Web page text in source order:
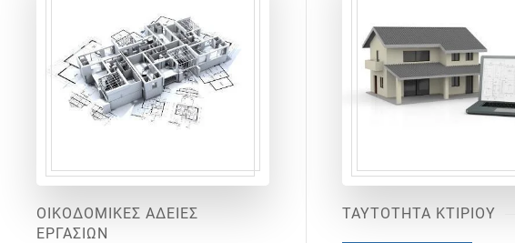
ΟΙΚΟΔΟΜΙΚΕΣ ΑΔΕΙΕΣ
ΕΡΓΑΣΙΩΝ
ΤΑΥΤΟΤΗΤΑ ΚΤΙΡΙΟΥ